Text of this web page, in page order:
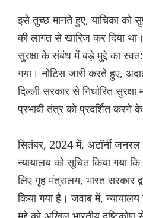
इसे तुच्छ मानते हुए, याचिका को
की लागत से खारिज कर दिया
सुरक्षा के संबंध में बड़े मुद्दे का
गया। नोटिस जारी करते हुए,
दिल्ली सरकार से निर्धारित
प्रभावी तंत्र को प्रदर्शित करने
सितंबर, 2024 में, अटॉर्नी जनरल
न्यायालय को सूचित किया गया
लिए गृह मंत्रालय, भारत सरकार
किया गया है। जवाब में,